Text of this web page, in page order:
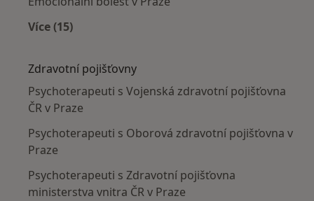
Více (15)
Zdravotní pojišťovny
Psychoterapeuti s Vojenská zdravotní pojišťovna
ČR v Praze
Psychoterapeuti s Oborová zdravotní pojišťovna v
Praze
Psychoterapeuti s Zdravotní pojišťovna
ministerstva vnitra ČR v Praze